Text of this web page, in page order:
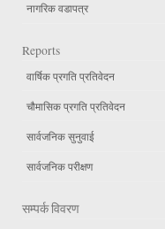
नागरिक वडापत्र
Reports
वार्षिक प्रगति प्रतिवेदन
चौमासिक प्रगति प्रतिवेदन
सार्वजनिक सुनुवाई
सार्वजनिक परीक्षण
सम्पर्क विवरण